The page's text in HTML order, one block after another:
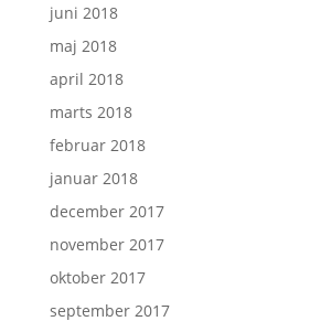
juni 2018
maj 2018
april 2018
marts 2018
februar 2018
januar 2018
december 2017
november 2017
oktober 2017
september 2017